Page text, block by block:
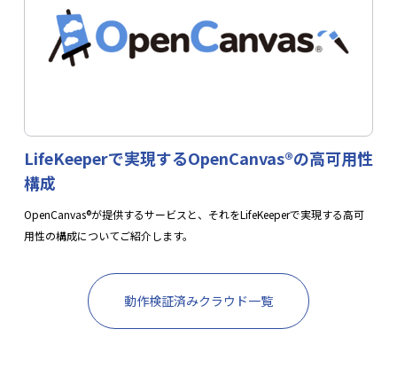
LifeKeeperで実現するOpenCanvas®の高可用性
構成
OpenCanvas®が提供するサービスと、それをLifeKeeperで実現する高可
用性の構成についてご紹介します。
動作検証済みクラウド一覧